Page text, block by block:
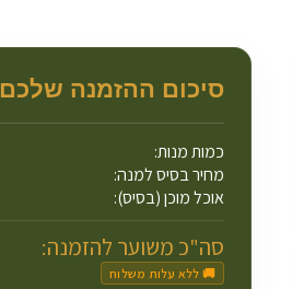
סיכום ההזמנה שלכם
כמות מנות:
מחיר בסיס למנה:
אוכל מוכן (בסיס):
סה"כ משוער להזמנה:
🚚 ללא עלות משלוח